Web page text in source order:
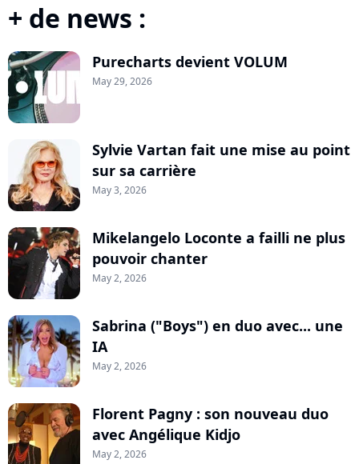
+ de news :
Purecharts devient VOLUM
May 29, 2026
Sylvie Vartan fait une mise au point
sur sa carrière
May 3, 2026
Mikelangelo Loconte a failli ne plus
pouvoir chanter
May 2, 2026
Sabrina ("Boys") en duo avec... une
IA
May 2, 2026
Florent Pagny : son nouveau duo
avec Angélique Kidjo
May 2, 2026